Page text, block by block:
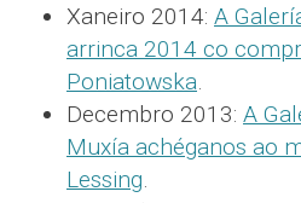
Xaneiro 2014: A
arrinca 2014 co
Poniatowska.
Decembro 2013: A
Muxía achéganos ao
Lessing.